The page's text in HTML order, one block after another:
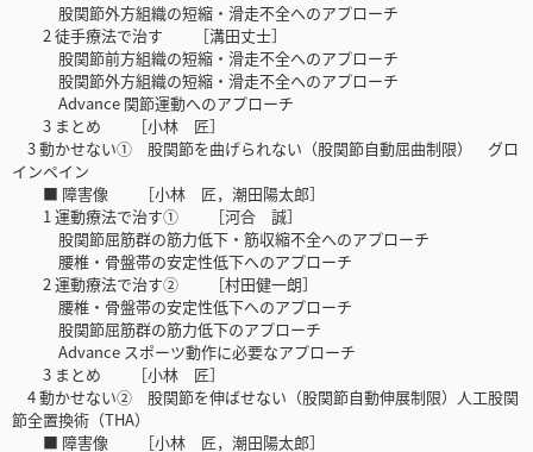
股関節外方組織の短縮・滑走不全へのアプローチ
2 徒手療法で治す ［溝田丈士］
股関節前方組織の短縮・滑走不全へのアプローチ
股関節外方組織の短縮・滑走不全へのアプローチ
Advance 関節運動へのアプローチ
3 まとめ ［小林 匠］
3 動かせない① 股関節を曲げられない（股関節自動屈曲制限） グロ
インペイン
■ 障害像 ［小林 匠，潮田陽太郎］
1 運動療法で治す① ［河合 誠］
股関節屈筋群の筋力低下・筋収縮不全へのアプローチ
腰椎・骨盤帯の安定性低下へのアプローチ
2 運動療法で治す② ［村田健一朗］
腰椎・骨盤帯の安定性低下へのアプローチ
股関節屈筋群の筋力低下のアプローチ
Advance スポーツ動作に必要なアプローチ
3 まとめ ［小林 匠］
4 動かせない② 股関節を伸ばせない（股関節自動伸展制限）人工股関
節全置換術（THA）
■ 障害像 ［小林 匠，潮田陽太郎］